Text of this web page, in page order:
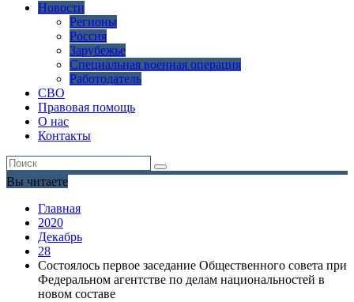
Новости
Регионы
Россия
Зарубежье
Специальная военная операция
Работодатель
СВО
Правовая помощь
О нас
Контакты
Вы читаете
Главная
2020
Декабрь
28
Состоялось первое заседание Общественного совета при
Федеральном агентстве по делам национальностей в
новом составе